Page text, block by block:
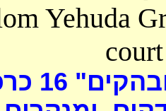
Yehuda